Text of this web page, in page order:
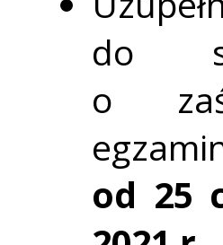
do
o
od 25